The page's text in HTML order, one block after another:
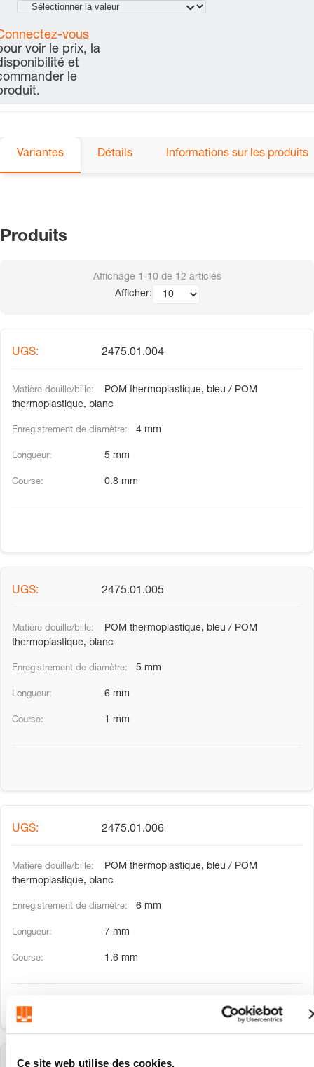
Ce site web utilise des cookies.
vous
voir le prix, la
et
le
Variantes Détails Informations sur les produits
Produits
Affichage 1-10 de 12 articles
Afficher:
2475.01.004
POM thermoplastique, bleu / POM
thermoplastique, blanc
4 mm
5 mm
0.8 mm
2475.01.005
POM thermoplastique, bleu / POM
thermoplastique, blanc
5 mm
6 mm
1 mm
2475.01.006
POM thermoplastique, bleu / POM
thermoplastique, blanc
6 mm
7 mm
1.6 mm